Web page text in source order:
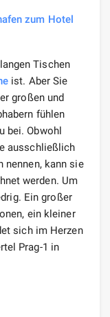
zum Hotel
Tischen
ist. Aber Sie
großen und
fühlen
bei. Obwohl
ausschließlich
kann sie
werden. Um
Ein großer
ein kleiner
sich im Herzen
Prag-1 in